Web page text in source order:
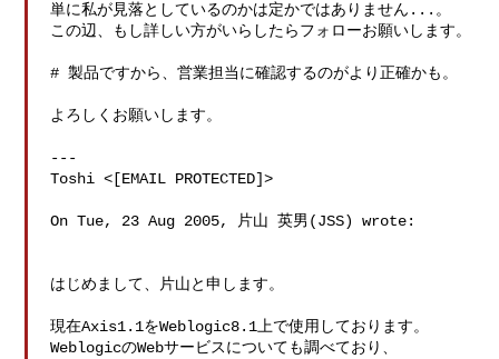
単に私が見落としているのかは定かではありません...。
この辺、もし詳しい方がいらしたらフォローお願いします。
# 製品ですから、営業担当に確認するのがより正確かも。
よろしくお願いします。
---
Toshi <[EMAIL PROTECTED]>
On Tue, 23 Aug 2005, 片山 英男(JSS) wrote:
はじめまして、片山と申します。
現在Axis1.1をWeblogic8.1上で使用しております。
WeblogicのWebサービスについても調べており、